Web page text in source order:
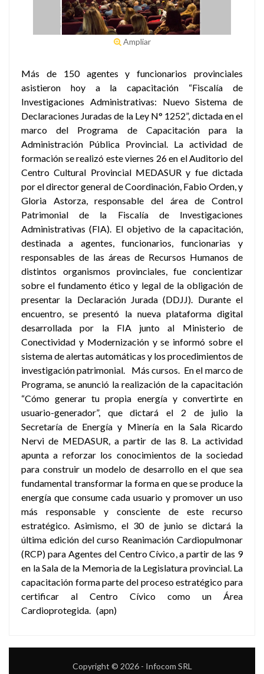
Ampliar
Más de 150 agentes y funcionarios provinciales
asistieron hoy a la capacitación “Fiscalía de
Investigaciones Administrativas: Nuevo Sistema de
Declaraciones Juradas de la Ley N° 1252”, dictada en el
marco del Programa de Capacitación para la
Administración Pública Provincial. La actividad de
formación se realizó este viernes 26 en el Auditorio del
Centro Cultural Provincial MEDASUR y fue dictada
por el director general de Coordinación, Fabio Orden, y
Gloria Astorza, responsable del área de Control
Patrimonial de la Fiscalía de Investigaciones
Administrativas (FIA). El objetivo de la capacitación,
destinada a agentes, funcionarios, funcionarias y
responsables de las áreas de Recursos Humanos de
distintos organismos provinciales, fue concientizar
sobre el fundamento ético y legal de la obligación de
presentar la Declaración Jurada (DDJJ). Durante el
encuentro, se presentó la nueva plataforma digital
desarrollada por la FIA junto al Ministerio de
Conectividad y Modernización y se informó sobre el
sistema de alertas automáticas y los procedimientos de
investigación patrimonial. Más cursos. En el marco de
Programa, se anunció la realización de la capacitación
“Cómo generar tu propia energía y convertirte en
usuario-generador”, que dictará el 2 de julio la
Secretaría de Energía y Minería en la Sala Ricardo
Nervi de MEDASUR, a partir de las 8. La actividad
apunta a reforzar los conocimientos de la sociedad
para construir un modelo de desarrollo en el que sea
fundamental transformar la forma en que se produce la
energía que consume cada usuario y promover un uso
más responsable y consciente de este recurso
estratégico. Asimismo, el 30 de junio se dictará la
última edición del curso Reanimación Cardiopulmonar
(RCP) para Agentes del Centro Cívico, a partir de las 9
en la Sala de la Memoria de la Legislatura provincial. La
capacitación forma parte del proceso estratégico para
certificar al Centro Cívico como un Área
Cardioprotegida. (apn)
Copyright © 2026 - Infocom SRL